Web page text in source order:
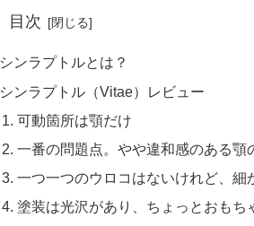
目次
シンラプトルとは？
シンラプトル（Vitae）レビュー
可動箇所は顎だけ
一番の問題点。やや違和感のある顎
一つ一つのウロコはないけれど、細
塗装は光沢があり、ちょっとおもち